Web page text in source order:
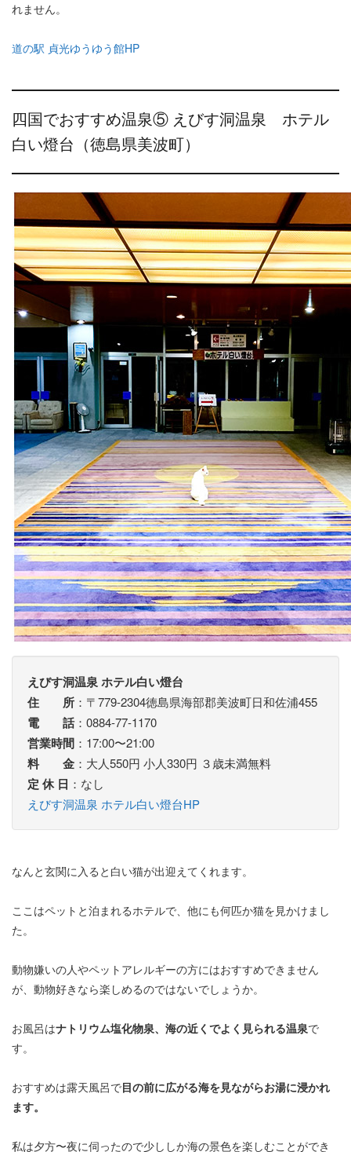
れません。
道の駅 貞光ゆうゆう館HP
四国でおすすめ温泉⑤ えびす洞温泉 ホテル
白い燈台（徳島県美波町）
えびす洞温泉 ホテル白い燈台
住 所 ：〒779-2304徳島県海部郡美波町日和佐浦455
電 話：0884-77-1170
営業時間 ：17:00〜21:00
料 金 ：大人550円 小人330円 ３歳未満無料
定 休 日 ：なし
えびす洞温泉 ホテル白い燈台HP
なんと玄関に入ると白い猫が出迎えてくれます。
ここはペットと泊まれるホテルで、他にも何匹か猫を見かけまし
た。
動物嫌いの人やペットアレルギーの方にはおすすめできません
が、動物好きなら楽しめるのではないでしょうか。
お風呂はナトリウム塩化物泉、海の近くでよく見られる温泉で
す。
おすすめは露天風呂で目の前に広がる海を見ながらお湯に浸かれ
ます。
私は夕方〜夜に伺ったので少ししか海の景色を楽しむことができ